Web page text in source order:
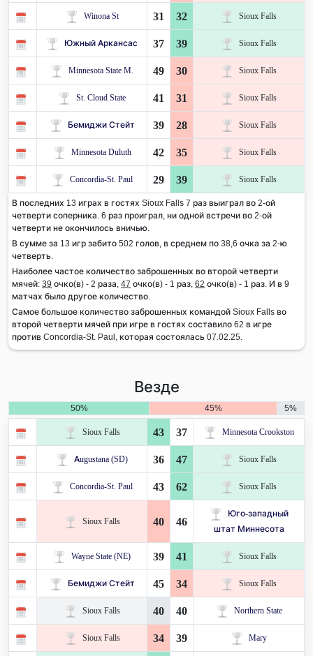
Winona St 31 32 Sioux Falls
Южный Аркансас 37 39 Sioux Falls
Minnesota State M. 49 30 Sioux Falls
St. Cloud State 41 31 Sioux Falls
Бемиджи Стейт 39 28 Sioux Falls
Minnesota Duluth 42 35 Sioux Falls
Concordia-St. Paul 29 39 Sioux Falls
В последних 13 играх в гостях Sioux Falls 7 раз выиграл во 2-ой
четверти соперника. 6 раз проиграл, ни одной встречи во 2-ой
четверти не окончилось вничью.
В сумме за 13 игр забито 502 голов, в среднем по 38,6 очка за 2-ю
четверть.
Наиболее частое количество заброшенных во второй четверти
мячей: 39 очко(в) - 2 раза, 47 очко(в) - 1 раз, 62 очко(в) - 1 раз. И в 9
матчах было другое количество.
Самое большое количество заброшенных командой Sioux Falls во
второй четверти мячей при игре в гостях составило 62 в игре
против Concordia-St. Paul, которая состоялась 07.02.25.
Везде
50% 45% 5%
Sioux Falls 43 37 Minnesota Crookston
Augustana (SD) 36 47 Sioux Falls
Concordia-St. Paul 43 62 Sioux Falls
Sioux Falls 40 46
Юго-западный
штат Миннесота
Wayne State (NE) 39 41 Sioux Falls
Бемиджи Стейт 45 34 Sioux Falls
Sioux Falls 40 40 Northern State
Sioux Falls 34 39 Mary